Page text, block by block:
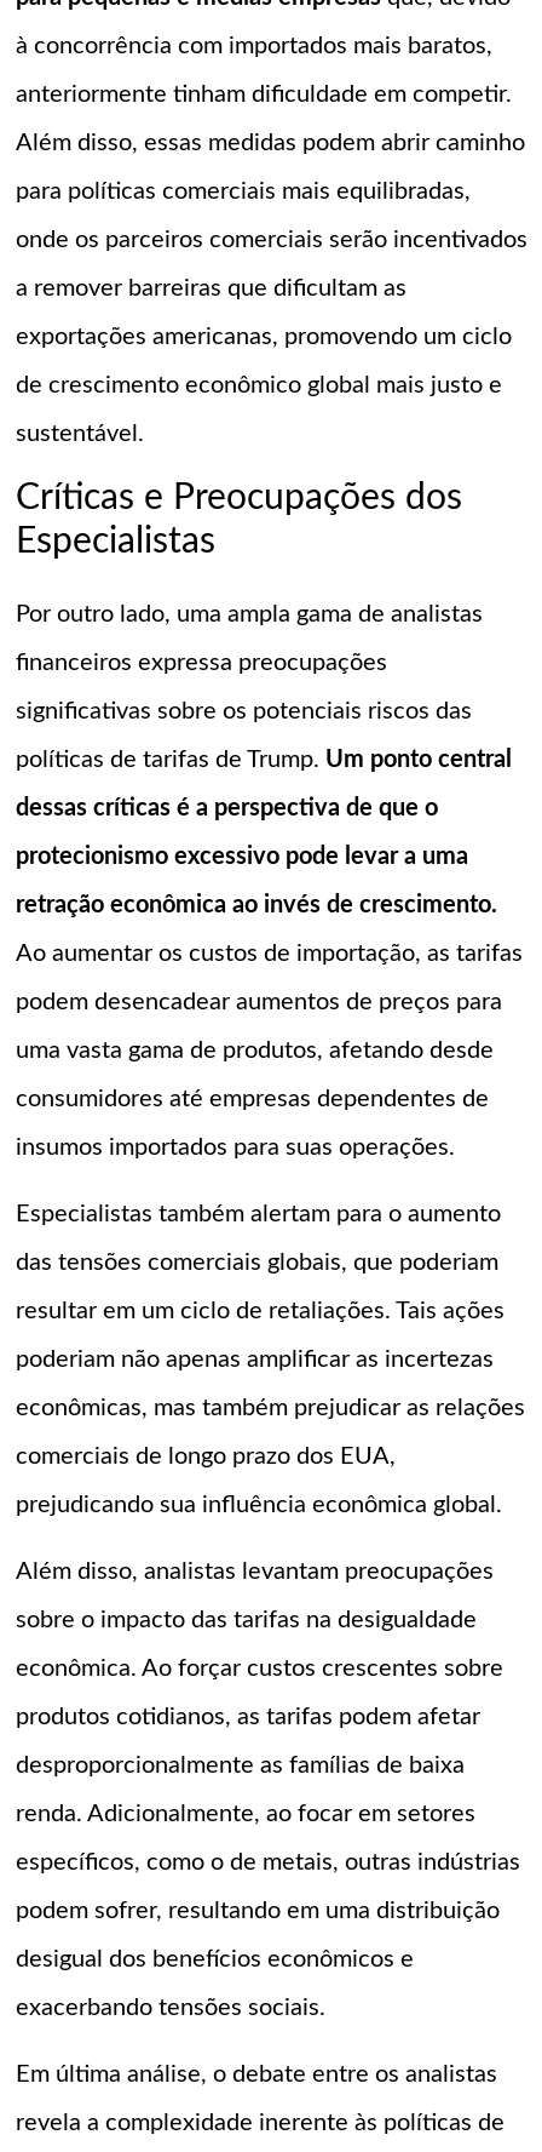
à concorrência com importados mais baratos,
anteriormente tinham dificuldade em competir.
Além disso, essas medidas podem abrir caminho
para políticas comerciais mais equilibradas,
onde os parceiros comerciais serão incentivados
a remover barreiras que dificultam as
exportações americanas, promovendo um ciclo
de crescimento econômico global mais justo e
sustentável.
Críticas e Preocupações dos
Especialistas
Por outro lado, uma ampla gama de analistas
financeiros expressa preocupações
significativas sobre os potenciais riscos das
políticas de tarifas de Trump. Um ponto central
dessas críticas é a perspectiva de que o
protecionismo excessivo pode levar a uma
retração econômica ao invés de crescimento.
Ao aumentar os custos de importação, as tarifas
podem desencadear aumentos de preços para
uma vasta gama de produtos, afetando desde
consumidores até empresas dependentes de
insumos importados para suas operações.
Especialistas também alertam para o aumento
das tensões comerciais globais, que poderiam
resultar em um ciclo de retaliações. Tais ações
poderiam não apenas amplificar as incertezas
econômicas, mas também prejudicar as relações
comerciais de longo prazo dos EUA,
prejudicando sua influência econômica global.
Além disso, analistas levantam preocupações
sobre o impacto das tarifas na desigualdade
econômica. Ao forçar custos crescentes sobre
produtos cotidianos, as tarifas podem afetar
desproporcionalmente as famílias de baixa
renda. Adicionalmente, ao focar em setores
específicos, como o de metais, outras indústrias
podem sofrer, resultando em uma distribuição
desigual dos benefícios econômicos e
exacerbando tensões sociais.
Em última análise, o debate entre os analistas
revela a complexidade inerente às políticas de